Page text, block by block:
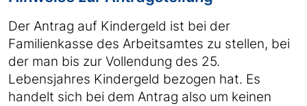
Der Antrag auf Kindergeld ist bei der
Familienkasse des Arbeitsamtes zu stellen, bei
der man bis zur Vollendung des 25.
Lebensjahres Kindergeld bezogen hat. Es
handelt sich bei dem Antrag also um keinen